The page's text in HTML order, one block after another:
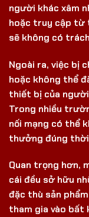
người khác xâm
hoặc truy cập từ
sẽ không có
Ngoài ra, việc bị
hoặc không thể
thiết bị của
Trong nhiều
nối mạng có thể
thưởng đúng
Quan trọng hơn,
cái đều sở hữu
đặc thù sản
tham gia vào